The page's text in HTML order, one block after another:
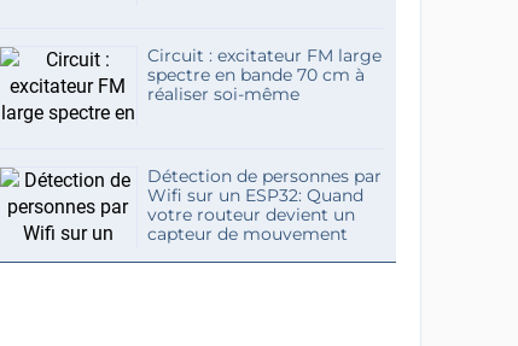
Circuit : excitateur FM large
spectre en bande 70 cm à
réaliser soi-même
Détection de personnes par
Wifi sur un ESP32: Quand
votre routeur devient un
capteur de mouvement